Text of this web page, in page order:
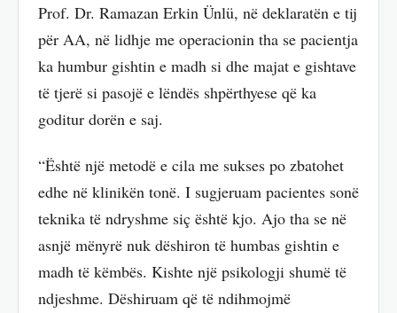
Prof. Dr. Ramazan Erkin Ünlü, në deklaratën e tij
për AA, në lidhje me operacionin tha se pacientja
ka humbur gishtin e madh si dhe majat e gishtave
të tjerë si pasojë e lëndës shpërthyese që ka
goditur dorën e saj.
“Është një metodë e cila me sukses po zbatohet
edhe në klinikën tonë. I sugjeruam pacientes sonë
teknika të ndryshme siç është kjo. Ajo tha se në
asnjë mënyrë nuk dëshiron të humbas gishtin e
madh të këmbës. Kishte një psikologji shumë të
ndjeshme. Dëshiruam që të ndihmojmë